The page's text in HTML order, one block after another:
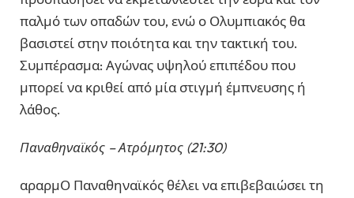
παλμό των οπαδών του, ενώ ο Ολυμπιακός θα
βασιστεί στην ποιότητα και την τακτική του.
Συμπέρασμα: Αγώνας υψηλού επιπέδου που
μπορεί να κριθεί από μία στιγμή έμπνευσης ή
λάθος.
Παναθηναϊκός – Ατρόμητος (21:30)
αραρμΟ Παναθηναϊκός θέλει να επιβεβαιώσει τη